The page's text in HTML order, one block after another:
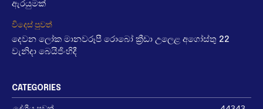
ඇරයුමක්
විදෙස් පුවත්
දෙවන ලෝක මානවරූපී රොබෝ ක්‍රීඩා උලෙළ අගෝස්තු 22
වැනිදා බෙයිජිංහිදී
CATEGORIES